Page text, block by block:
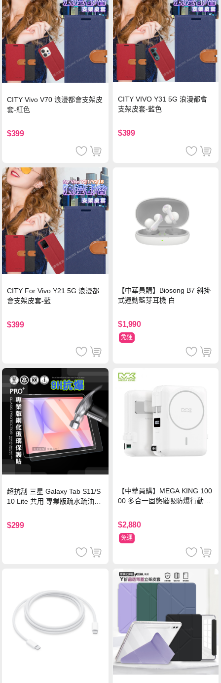
CITY Vivo V70 浪漫都會支架皮
套-紅色
$399
CITY VIVO Y31 5G 浪漫都會
支架皮套-藍色
$399
CITY For Vivo Y21 5G 浪漫都
會支架皮套-藍
$399
【中華員購】Biosong B7 斜掛
式運動藍芽耳機 白
$1,990
免運
超抗刮 三星 Galaxy Tab S11/S
10 Lite 共用 專業版疏水疏油9H
$299
【中華員購】MEGA KING 100
00 多合一固態磁吸防爆行動電
$2,880
免運